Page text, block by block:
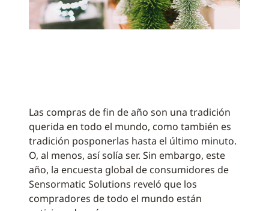
Las compras de fin de año son una tradición
querida en todo el mundo, como también es
tradición posponerlas hasta el último minuto.
O, al menos, así solía ser. Sin embargo, este
año, la encuesta global de consumidores de
Sensormatic Solutions reveló que los
compradores de todo el mundo están